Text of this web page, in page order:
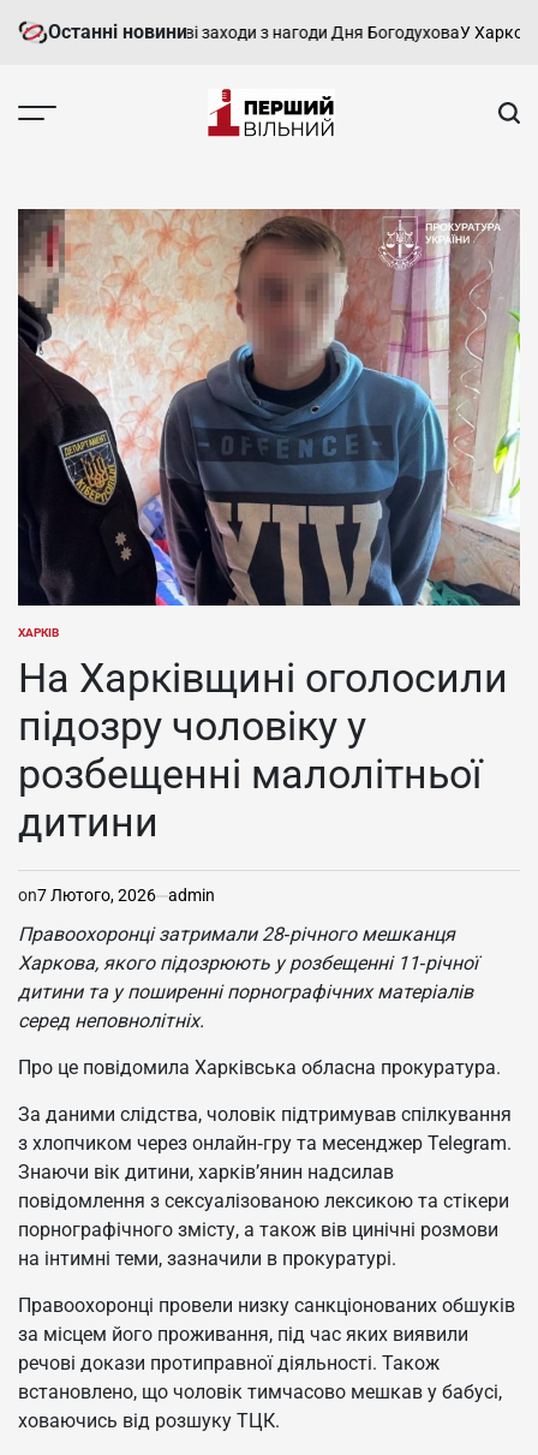
до
Останні новини
пройшли святкові заходи з нагоди Дня БогодуховаУ Харкові
-
харківський,
новини
Харкова
та
області
ОПУБЛІКУВАТИ
ХАРКІВ
На Харківщині оголосили
підозру чоловіку у
розбещенні малолітньої
дитини
on7 Лютого, 2026 admin
Правоохоронці затримали 28‑річного мешканця
Харкова, якого підозрюють у розбещенні 11‑річної
дитини та у поширенні порнографічних матеріалів
серед неповнолітніх.
Про це повідомила Харківська обласна прокуратура.
За даними слідства, чоловік підтримував спілкування
з хлопчиком через онлайн‑гру та месенджер Telegram.
Знаючи вік дитини, харків’янин надсилав
повідомлення з сексуалізованою лексикою та стікери
порнографічного змісту, а також вів цинічні розмови
на інтимні теми, зазначили в прокуратурі.
Правоохоронці провели низку санкціонованих обшуків
за місцем його проживання, під час яких виявили
речові докази протиправної діяльності. Також
встановлено, що чоловік тимчасово мешкав у бабусі,
ховаючись від розшуку ТЦК.